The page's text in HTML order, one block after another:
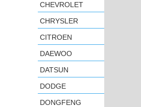
CHEVROLET
CHRYSLER
CITROEN
DAEWOO
DATSUN
DODGE
DONGFENG